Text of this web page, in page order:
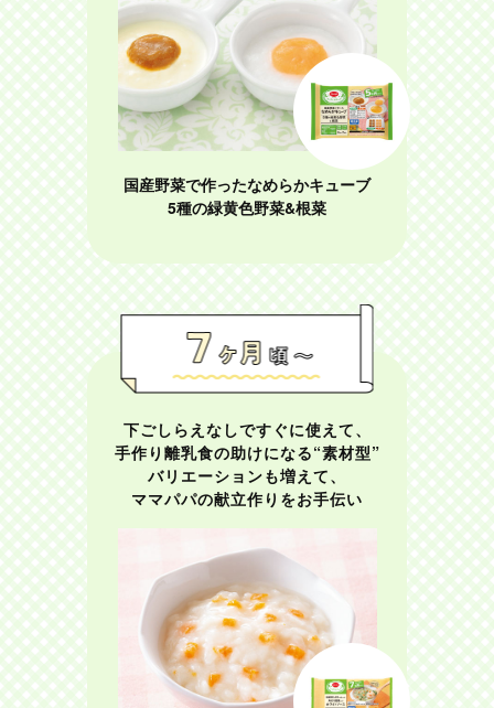
国産野菜で作ったなめらかキューブ
5種の緑黄色野菜&根菜
下ごしらえなしですぐに使えて、
手作り離乳食の助けになる“素材型”
バリエーションも増えて、
ママパパの献立作りをお手伝い